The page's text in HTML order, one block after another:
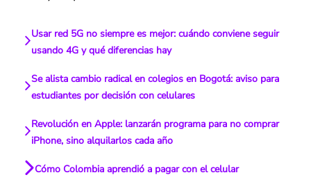
Usar red 5G no siempre es mejor: cuándo conviene seguir
usando 4G y qué diferencias hay
Se alista cambio radical en colegios en Bogotá: aviso para
estudiantes por decisión con celulares
Revolución en Apple: lanzarán programa para no comprar
iPhone, sino alquilarlos cada año
Cómo Colombia aprendió a pagar con el celular